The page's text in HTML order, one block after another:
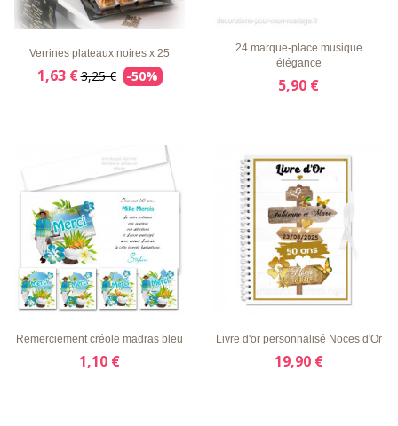
LISTE
D'ENVIE
APERÇU
RAPIDE
DÉTAILS
Verrines plateaux noires x 25
1,63 €3,25 € -50%
D'ENVIE
RAPIDE
24 marque-place musique
élégance
5,90 €
LISTE
D'ENVIE
APERÇU
RAPIDE
DÉTAILS
Remerciement créole madras bleu
1,10 €
LISTE
D'ENVIE
APERÇU
RAPIDE
Livre d'or personnalisé Noces d'Or
19,90 €